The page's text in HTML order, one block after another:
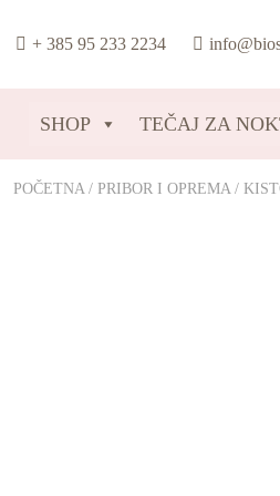
+ 385 95 233 2234
SHOP TEČAJ ZA
POČETNA / PRIBOR I OPREMA /